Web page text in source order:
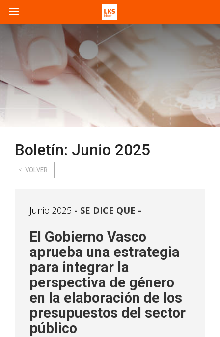
Boletín: Junio 2025
VOLVER
Junio 2025 SE DICE QUE -
El Gobierno Vasco
aprueba una estrategia
para integrar la
perspectiva de género
en la elaboración de los
presupuestos del sector
público